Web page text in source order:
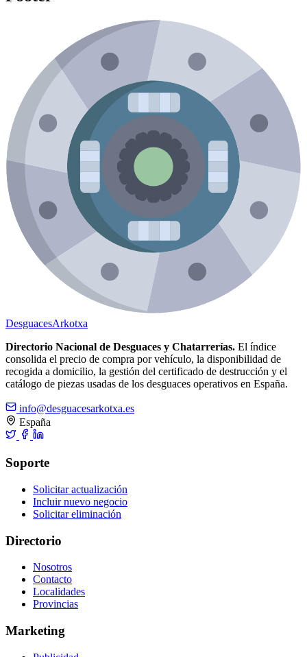
DesguacesArkotxa
Directorio Nacional de Desguaces y Chatarrerías. El índice
consolida el precio de compra por vehículo, la disponibilidad de
recogida a domicilio, la gestión del certificado de destrucción y el
catálogo de piezas usadas de los desguaces operativos en España.
info@desguacesarkotxa.es
España
Soporte
Solicitar actualización
Incluir nuevo negocio
Solicitar eliminación
Directorio
Nosotros
Contacto
Localidades
Provincias
Marketing